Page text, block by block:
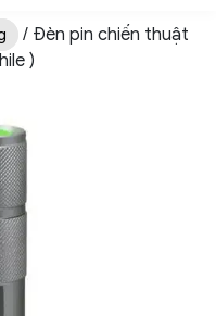
/ Đèn pin chiến thuật
)